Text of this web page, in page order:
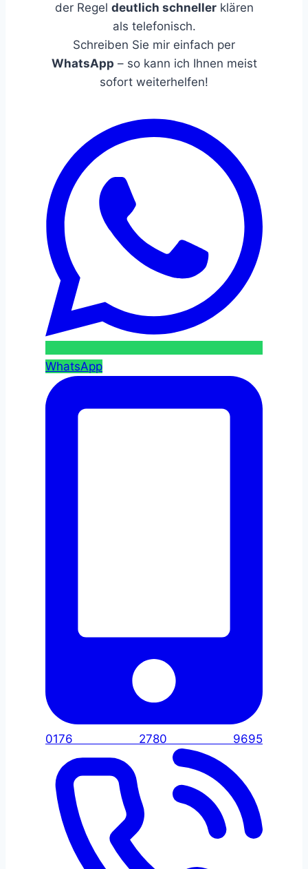
der Regel deutlich schnellerklären
als telefonisch.
Schreiben Sie mir einfach per
WhatsApp – so kann ich Ihnen meist
sofort weiterhelfen!
WhatsApp
0176 2780 9695